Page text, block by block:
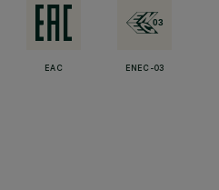
EAC ENEC-03